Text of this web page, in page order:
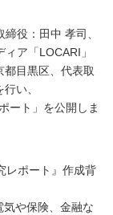
役：田中 孝司、
ア「LOCARI」
目黒区、代表取
い、
ート」を公開しま
レポート』作成背
や保険、金融な